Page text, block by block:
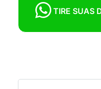
TIRE SUAS